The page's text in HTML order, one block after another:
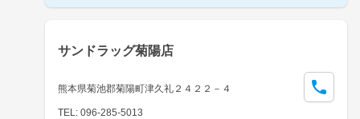
サンドラッグ菊陽店
熊本県菊池郡菊陽町津久礼２４２２－４
TEL: 096-285-5013